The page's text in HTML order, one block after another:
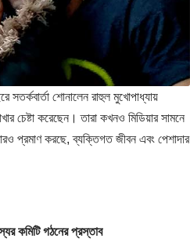
শোনালেন রাহুল মুখোপাধ্যায়
চেষ্টা করেছেন। তারা কখনও মিডিয়ার সামনে
প্রমাণ করছে, ব্যক্তিগত জীবন এবং পেশাদার
কমিটি গঠনের প্রস্তাব